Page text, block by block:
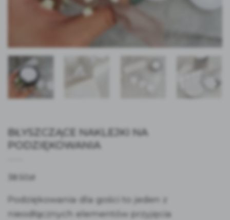
BŁYSZCZĄCE NAKLEJKI NA
PODZIĘKOWANIA
38.50 zł
Podziękowania dla gości to jeden z
nieodłącznych elementów przyjęcia